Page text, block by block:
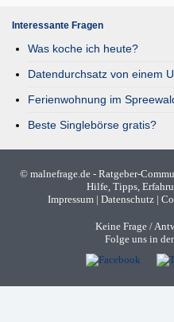
Interessante Fragen
Was koche ich heute?
Datendurchsatz von einem
Ferienwohnung im
Beste Singlebörse gratis?
© malnefrage.de - Ratgeber-
Hilfe, Tipps,
Impressum | Datenschutz |
Keine Frage /
Folge uns in